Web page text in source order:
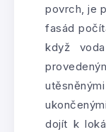
povrch, je
fasád
když
dojít k